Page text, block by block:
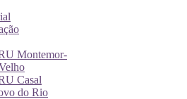
Montemor-
Casal
do Rio